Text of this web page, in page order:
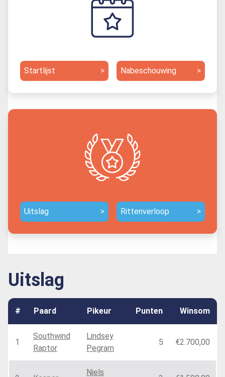
Startlijst > Nabeschouwing >
Uitslag > Rittenverloop >
Uitslag
# Paard Pikeur Punten Winsom
1
Southwind
Raptor
Lindsey
Pegram
5 €2.700,00
Niels